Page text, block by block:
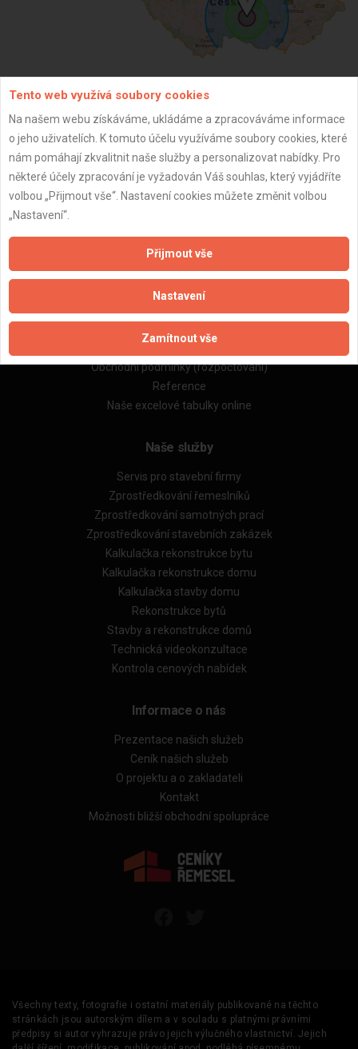
Aktualizováno z portálu ARES dne 31.12.2023 17:00:13
Důležité informace
Naše firmy a řemeslníci
Obchodní podmínky (rozpočtování)
Reference
Naše excelové tabulky online
Naše služby
Servis pro stavební firmy
Zprostředkování řemeslníků
Zprostředkování samotných prací
Zprostředkování stavebních zakázek
Kalkulačka rekonstrukce bytu
Kalkulačka rekonstrukce domu
Kalkulačka stavby domu
Rekonstrukce bytů
Stavby a rekonstrukce domů
Technická videokonzultace
Kontrola cenových nabídek
Informace o nás
Prezentace našich služeb
Ceník našich služeb
O projektu a o zakladateli
Kontakt
Možnosti bližší obchodní spolupráce
Všechny texty, fotografie i ostatní materiály publikované na těchto
stránkách jsou autorským dílem a v souladu s platnými právními
předpisy si autor vyhrazuje právo jejich výlučného vlastnictví. Jejich
Tento web využívá soubory cookies
Na našem webu získáváme, ukládáme a zpracováváme informace
o jeho uživatelích. K tomuto účelu využíváme soubory cookies, které
nám pomáhají zkvalitnit naše služby a personalizovat nabídky. Pro
některé účely zpracování je vyžadován Váš souhlas, který vyjádříte
volbou „Přijmout vše“. Nastavení cookies můžete změnit volbou
„Nastavení“.
Přijmout vše
Nastavení
Zamítnout vše